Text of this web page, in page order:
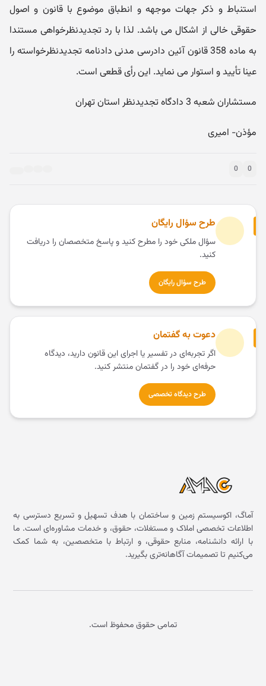
استنباط و ذکر جهات موجهه و انطباق موضوع با قانون و اصول
حقوقی خالی از اشکال می باشد. لذا با رد تجدیدنظرخواهی مستندا
به ماده 358 قانون آئین دادرسی مدنی دادنامه تجدیدنظرخواسته را
عینا تأیید و استوار می نماید. این رأی قطعی است.
مستشاران شعبه 3 دادگاه تجدیدنظر استان تهران
مؤذن- امیری
0
0
طرح سؤال رایگان
سؤال ملکی خود را مطرح کنید و پاسخ متخصصان را دریافت
کنید.
طرح سؤال رایگان
دعوت به گفتمان
اگر تجربه‌ای در تفسیر یا اجرای این قانون دارید، دیدگاه
حرفه‌ای خود را در گفتمان منتشر کنید.
طرح دیدگاه تخصصی
آماگ، اکوسیستم زمین و ساختمان با هدف تسهیل و تسریع دسترسی به
اطلاعات تخصصی املاک و مستغلات، حقوق، و خدمات مشاوره‌ای است. ما
با ارائه دانشنامه، منابع حقوقی، و ارتباط با متخصصین، به شما کمک
می‌کنیم تا تصمیمات آگاهانه‌تری بگیرید.
تمامی حقوق محفوظ است.